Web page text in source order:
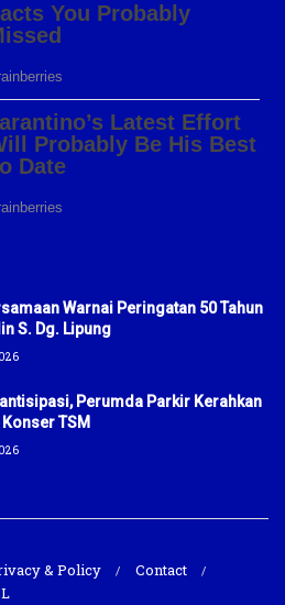
Warnai Peringatan 50 Tahun
S. Dg. Lipung
Perumda Parkir Kerahkan
TSM
& Policy
Contact